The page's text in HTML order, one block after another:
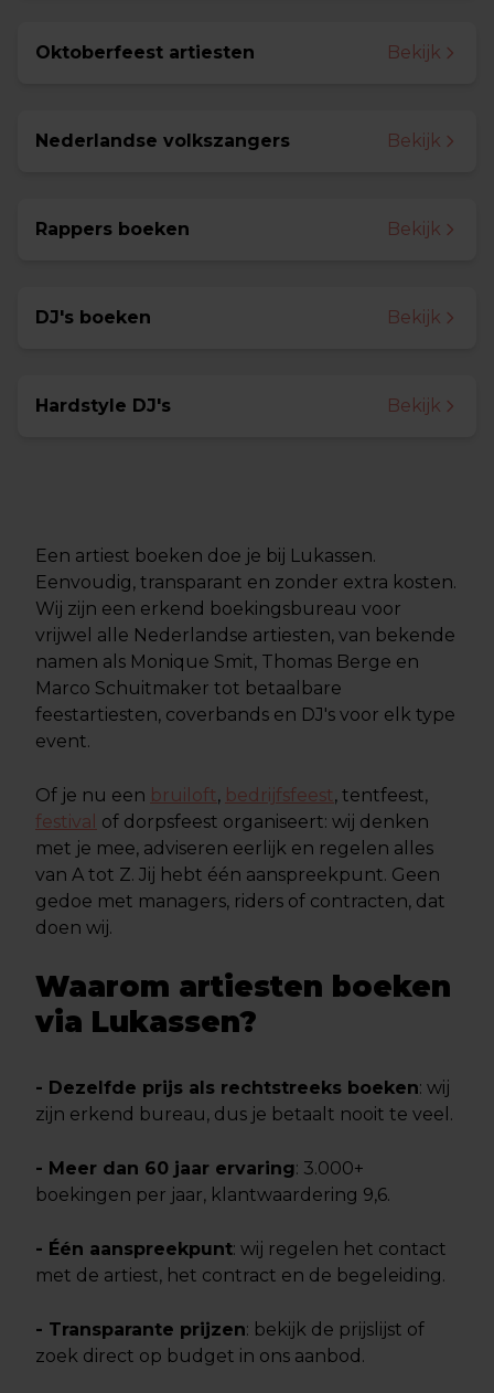
Oktoberfeest artiesten Bekijk
Nederlandse volkszangers Bekijk
Rappers boeken Bekijk
DJ's boeken Bekijk
Hardstyle DJ's Bekijk
Een artiest boeken doe je bij Lukassen.
Eenvoudig, transparant en zonder extra kosten.
Wij zijn een erkend boekingsbureau voor
vrijwel alle Nederlandse artiesten, van bekende
namen als Monique Smit, Thomas Berge en
Marco Schuitmaker tot betaalbare
feestartiesten, coverbands en DJ's voor elk type
event.
Of je nu een bruiloft, bedrijfsfeest, tentfeest,
festival of dorpsfeest organiseert: wij denken
met je mee, adviseren eerlijk en regelen alles
van A tot Z. Jij hebt één aanspreekpunt. Geen
gedoe met managers, riders of contracten, dat
doen wij.
Waarom artiesten boeken
via Lukassen?
- Dezelfde prijs als rechtstreeks boeken: wij
zijn erkend bureau, dus je betaalt nooit te veel.
- Meer dan 60 jaar ervaring: 3.000+
boekingen per jaar, klantwaardering 9,6.
- Één aanspreekpunt: wij regelen het contact
met de artiest, het contract en de begeleiding.
- Transparante prijzen: bekijk de prijslijst of
zoek direct op budget in ons aanbod.